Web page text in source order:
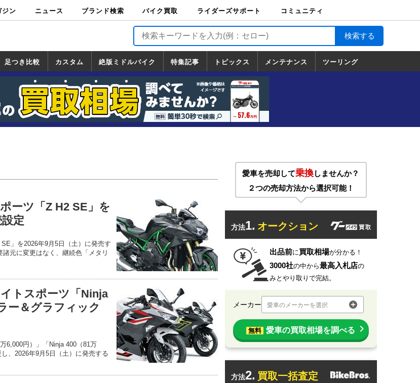
ジン ニュース ブランド検索 バイク買取
バイク買取
ライダーズサポート
ライダーズサポート
TOP
バイク輸送
バイクガレージライ
フ
バイク車両保険
ロードサービス
バイク試乗
コミュニティ
足つき比較 カスタム
カスタム
一覧
ホンダ
ヤマハ
スズキ
カワサキ
絶版ミドルバイク
絶版ミドルバイク
一覧
ホンダ
ヤマハ
スズキ
カワサキ
特集記事 トピックス
トピックス
一覧
ホンダ
ヤマハ
スズキ
カワサキ
ハーレーダ
ビッドソン
BMW
ドゥカティ
トライアン
フ
メンテナンス ツーリング
道の駅調査隊
ツーリング情報局
日本の道50選
国道めぐり
林道ツーリング
ーツ「Z H2 SE」を
定
」を2026年9月5日（土）に発売す
元に変更はなく、継続色「メタリ
トスポーツ「Ninja
ー＆グラフィック
6,000円）」「Ninja 400（81万
、2026年9月5日（土）に発売する
愛車を売却して乗換しませんか？
２つの売却方法から選択可能！
方法1. オークション
出品前に買取相場が分かる！
3000社の中から最高入札店の
みとやり取りで完結。
メーカー 愛車のメーカーを選択
無料 愛車の買取相場を調べる
方法2. 買取一括査定